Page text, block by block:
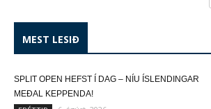
MEST LESIÐ
SPLIT OPEN HEFST Í DAG – NÍU ÍSLENDINGAR
MEÐAL KEPPENDA!